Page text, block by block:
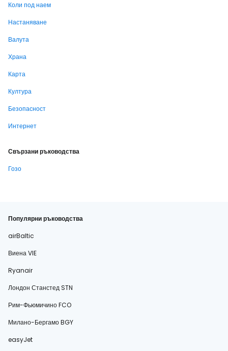
Коли под наем
Настаняване
Валута
Храна
Карта
Култура
Безопасност
Интернет
Свързани ръководства
Гозо
Популярни ръководства
airBaltic
Виена VIE
Ryanair
Лондон Станстед STN
Рим-Фьюмичино FCO
Милано-Бергамо BGY
easyJet